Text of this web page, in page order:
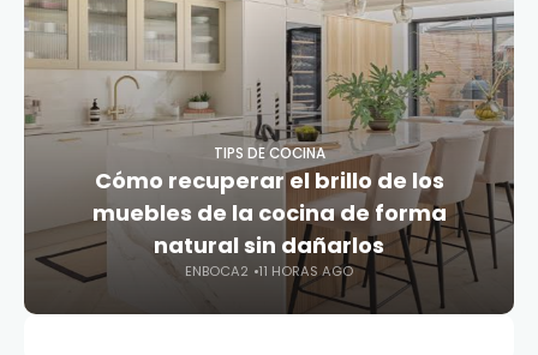
TIPS DE COCINA
Cómo recuperar el brillo de los
muebles de la cocina de forma
natural sin dañarlos
ENBOCA2 11 HORAS AGO